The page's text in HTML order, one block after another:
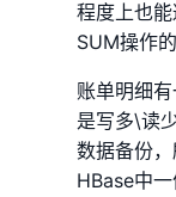
程度上也
SUM操作的
账单明细
是写多\读
数据备份
HBase中